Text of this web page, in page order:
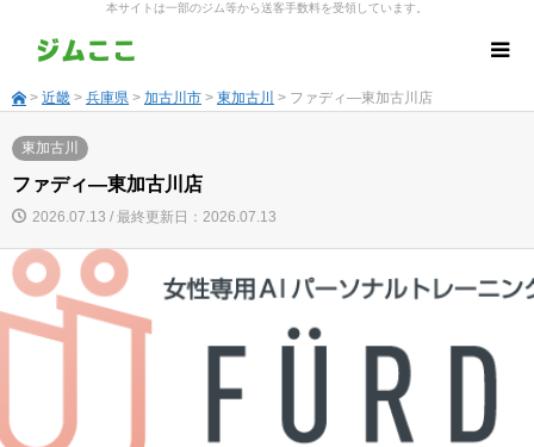
本サイトは一部のジム等から送客手数料を受領しています。
> 近畿 > 兵庫県 > 加古川市 > 東加古川 > ファディ―東加古川店
東加古川
ファディ―東加古川店
2026.07.13 / 最終更新日：2026.07.13